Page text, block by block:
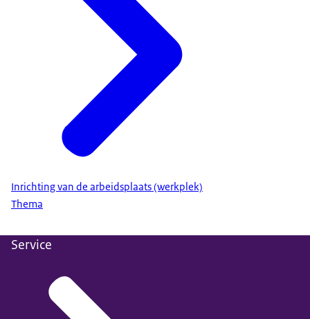
Inrichting van de arbeidsplaats (werkplek)
Thema
Service